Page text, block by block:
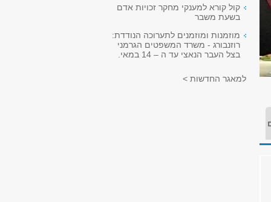
קול קורא למענקי מחקר זכויות אדם
בשעת משבר
מוזמנות ומוזמנים לתערוכה הנודדת:
רוזנבורג - משרד המשפטים הגרמני
בצל העבר הנאצי עד ה – 14 במאי.
למאגר החדשות >